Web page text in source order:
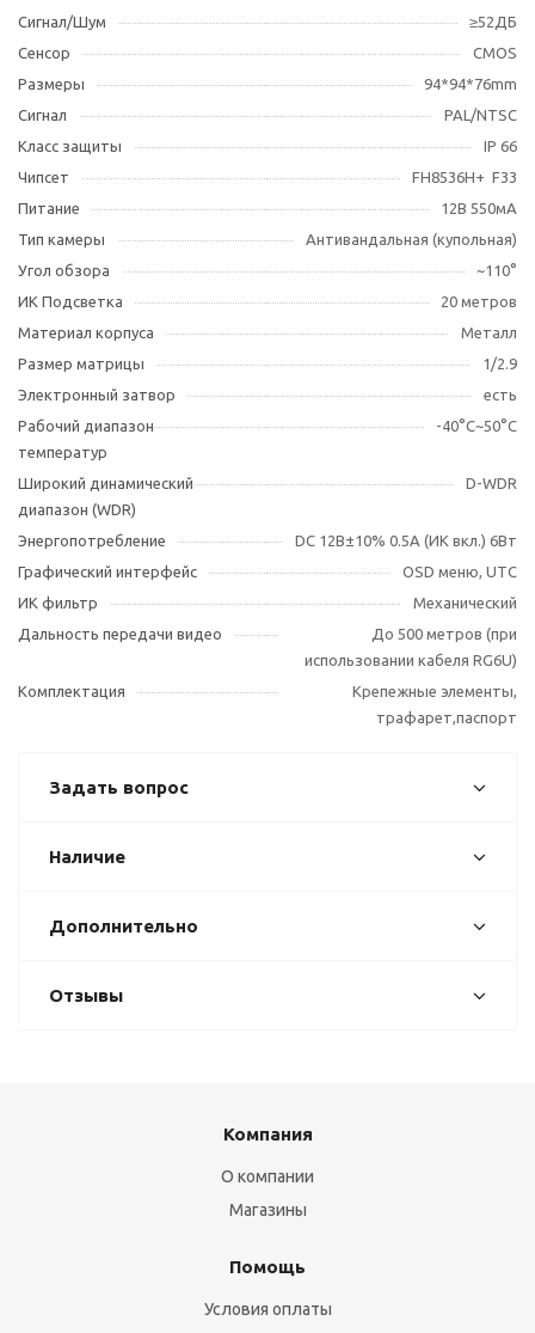
Сигнал/Шум
≥52ДБ
Сенсор
CMOS
Размеры
94*94*76mm
Сигнал
PAL/NTSC
Класс защиты
IP 66
Чипсет
FH8536H+ F33
Питание
12В 550мА
Тип камеры
Антивандальная (купольная)
Угол обзора
~110°
ИК Подсветка
20 метров
Материал корпуса
Металл
Размер матрицы
1/2.9
Электронный затвор
есть
Рабочий диапазон
температур
-40°С~50°С
Широкий динамический
диапазон (WDR)
D-WDR
Энергопотребление
DC 12В±10% 0.5А (ИК вкл.) 6Вт
Графический интерфейс
OSD меню, UTC
ИК фильтр
Механический
Дальность передачи видео
До 500 метров (при
использовании кабеля RG6U)
Комплектация
Крепежные элементы,
трафарет,паспорт
Задать вопрос
Наличие
Дополнительно
Отзывы
Компания
О компании
Магазины
Помощь
Условия оплаты